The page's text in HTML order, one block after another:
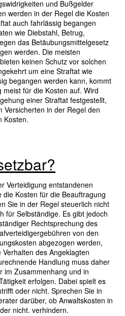
und Bußgelder
werden in der Regel die Kosten
auch fahrlässig begangen
wie Diebstahl, Betrug,
das Betäubungsmittelgesetz
werden. Die meisten
keinen Schutz vor solchen
um eine Straftat wie
begangen werden kann, kommt
für die Kosten auf. Wird
einer Straftat festgestellt,
Versicherten in der Regel den
Kosten.
Verteidigung entstandenen
Kosten für die Beauftragung
Sie in der Regel steuerlich nicht
für Selbständige. Es gibt jedoch
Rechtsprechung des
von den
abgezogen werden,
des Angeklagten
Handlung muss daher
im Zusammenhang und in
erfolgen. Dabei spielt es
oder nicht. Sprechen Sie in
darüber, ob Anwaltskosten in
nicht. verhindern.